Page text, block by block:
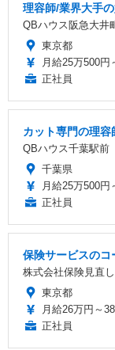
理容師/業界大手
QBハウス阪急大井
東京都
月給25万500円
正社員
カット専門の理
QBハウス千葉駅前
千葉県
月給25万500円
正社員
保険サービスのコ
株式会社保険見直
東京都
月給26万円～
正社員